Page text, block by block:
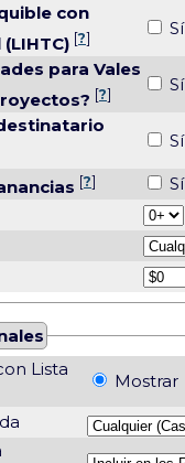
con
[?]
Sí
para Vales
[?]
Sí
Sí
[?]
Sí
Lista
Mostrar